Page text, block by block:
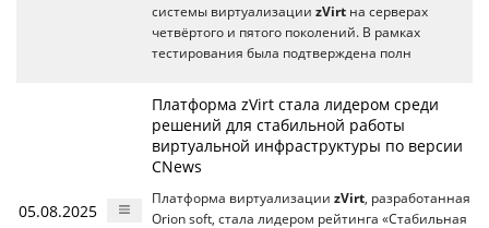
системы виртуализации zVirt на серверах
четвёртого и пятого поколений. В рамках
тестирования была подтверждена полн
05.08.2025
Платформа zVirt стала лидером среди
решений для стабильной работы
виртуальной инфраструктуры по версии
CNews
Платформа виртуализации zVirt , разработанная
Orion soft, стала лидером рейтинга «Стабильная